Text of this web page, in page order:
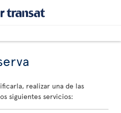
realizar una de las
siguientes servicios: